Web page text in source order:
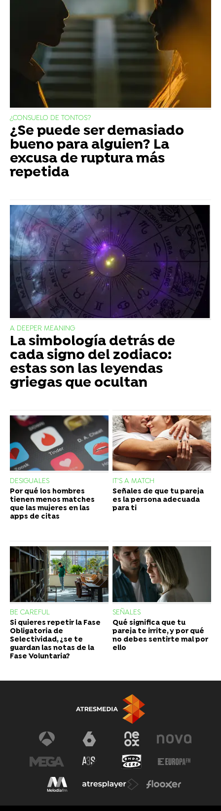
¿CONSUELO DE TONTOS?
¿Se puede ser demasiado
bueno para alguien? La
excusa de ruptura más
repetida
A DEEPER MEANING
La simbología detrás de
cada signo del zodiaco:
estas son las leyendas
griegas que ocultan
DESIGUALES
Por qué los hombres
tienen menos matches
que las mujeres en las
apps de citas
IT'S A MATCH
Señales de que tu pareja
es la persona adecuada
para ti
BE CAREFUL
Si quieres repetir la Fase
Obligatoria de
Selectividad, ¿se te
guardan las notas de la
Fase Voluntaria?
SEÑALES
Qué significa que tu
pareja te irrite, y por qué
no debes sentirte mal por
ello